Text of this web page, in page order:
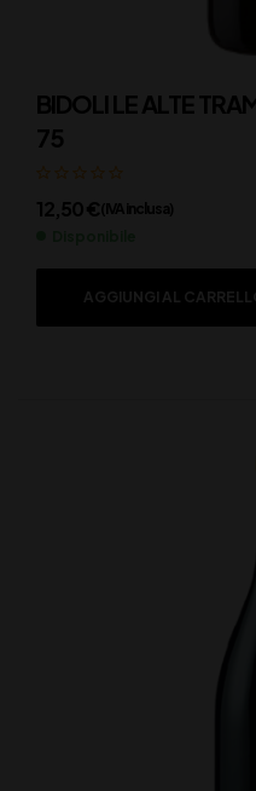
BIDOLI LE ALTE
75
12,50€(IVA inclusa)
AGGIUNGI AL